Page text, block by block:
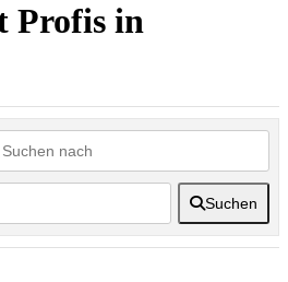
Profis in
Suchen